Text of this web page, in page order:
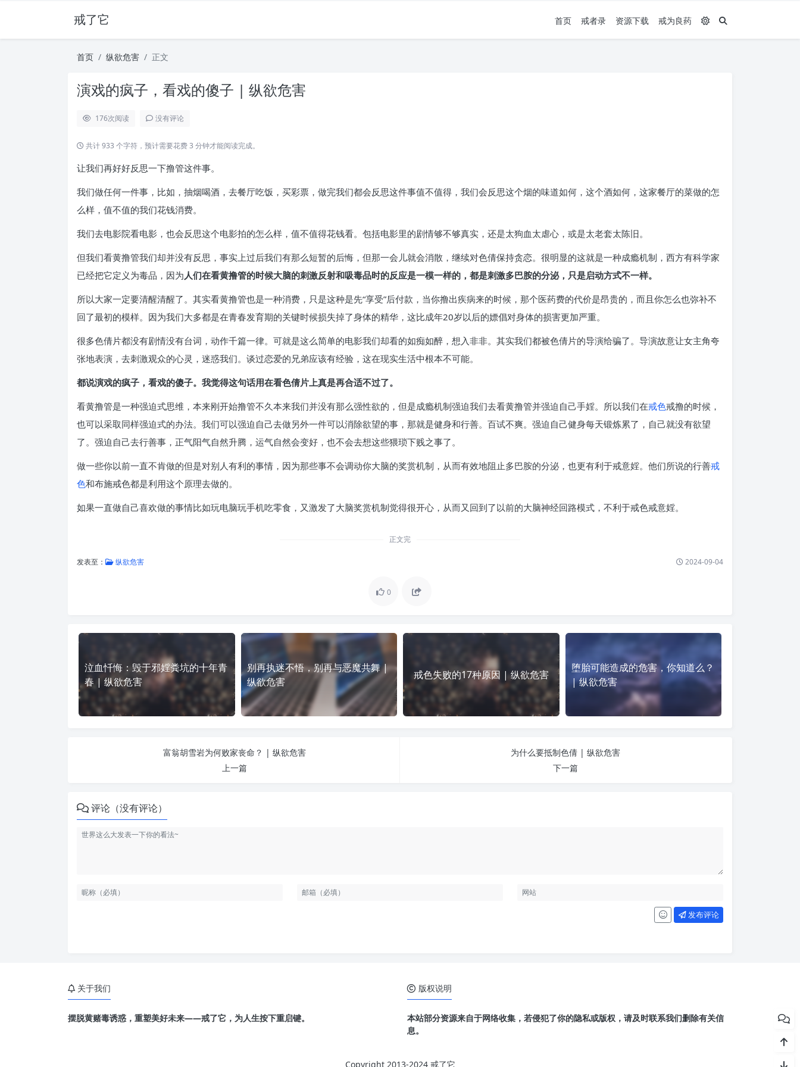
戒了它 首页 戒者录 资源下载 戒为良药
首页 纵欲危害 正文
演戏的疯子，看戏的傻子 | 纵欲危害
176次阅读 没有评论
共计 933 个字符，预计需要花费 3 分钟才能阅读完成。
让我们再好好反思一下撸管这件事。
我们做任何一件事，比如，抽烟喝酒，去餐厅吃饭，买彩票，做完我们都会反思这件事值不值得，我们会反思这个烟的味道如何，这个酒如何，这家餐厅的菜做的怎
么样，值不值的我们花钱消费。
我们去电影院看电影，也会反思这个电影拍的怎么样，值不值得花钱看。包括电影里的剧情够不够真实，还是太狗血太虐心，或是太老套太陈旧。
但我们看黄撸管我们却并没有反思，事实上过后我们有那么短暂的后悔，但那一会儿就会消散，继续对色倩保持贪恋。很明显的这就是一种成瘾机制，西方有科学家
已经把它定义为毒品，因为人们在看黄撸管的时候大脑的刺激反射和吸毒品时的反应是一模一样的，都是刺激多巴胺的分泌，只是启动方式不一样。
所以大家一定要清醒清醒了。其实看黄撸管也是一种消费，只是这种是先“享受”后付款，当你撸出疾病来的时候，那个医药费的代价是昂贵的，而且你怎么也弥补不
回了最初的模样。因为我们大多都是在青春发育期的关键时候损失掉了身体的精华，这比成年20岁以后的嫖倡对身体的损害更加严重。
很多色倩片都没有剧情没有台词，动作千篇一律。可就是这么简单的电影我们却看的如痴如醉，想入非非。其实我们都被色倩片的导演给骗了。导演故意让女主角夸
张地表演，去刺激观众的心灵，迷惑我们。谈过恋爱的兄弟应该有经验，这在现实生活中根本不可能。
都说演戏的疯子，看戏的傻子。我觉得这句话用在看色倩片上真是再合适不过了。
看黄撸管是一种强迫式思维，本来刚开始撸管不久本来我们并没有那么强性欲的，但是成瘾机制强迫我们去看黄撸管并强迫自己手婬。所以我们在戒色戒撸的时候，
也可以采取同样强迫式的办法。我们可以强迫自己去做另外一件可以消除欲望的事，那就是健身和行善。百试不爽。强迫自己健身每天锻炼累了，自己就没有欲望
了。强迫自己去行善事，正气阳气自然升腾，运气自然会变好，也不会去想这些猥琐下贱之事了。
做一些你以前一直不肯做的但是对别人有利的事情，因为那些事不会调动你大脑的奖赏机制，从而有效地阻止多巴胺的分泌，也更有利于戒意婬。他们所说的行善戒
色和布施戒色都是利用这个原理去做的。
如果一直做自己喜欢做的事情比如玩电脑玩手机吃零食，又激发了大脑奖赏机制觉得很开心，从而又回到了以前的大脑神经回路模式，不利于戒色戒意婬。
正文完
发表至： 纵欲危害 2024-09-04
0
泣血忏悔：毁于邪婬粪坑的十年青
春 | 纵欲危害
别再执迷不悟，别再与恶魔共舞 |
纵欲危害
戒色失败的17种原因 | 纵欲危害
堕胎可能造成的危害，你知道么？
| 纵欲危害
富翁胡雪岩为何败家丧命？ | 纵欲危害
上一篇
为什么要抵制色倩 | 纵欲危害
下一篇
评论（没有评论）
发布评论
关于我们
摆脱黄赌毒诱惑，重塑美好未来——戒了它，为人生按下重启键。
版权说明
本站部分资源来自于网络收集，若侵犯了你的隐私或版权，请及时联系我们删除有关信
息。
Copyright 2013-2024 戒了它